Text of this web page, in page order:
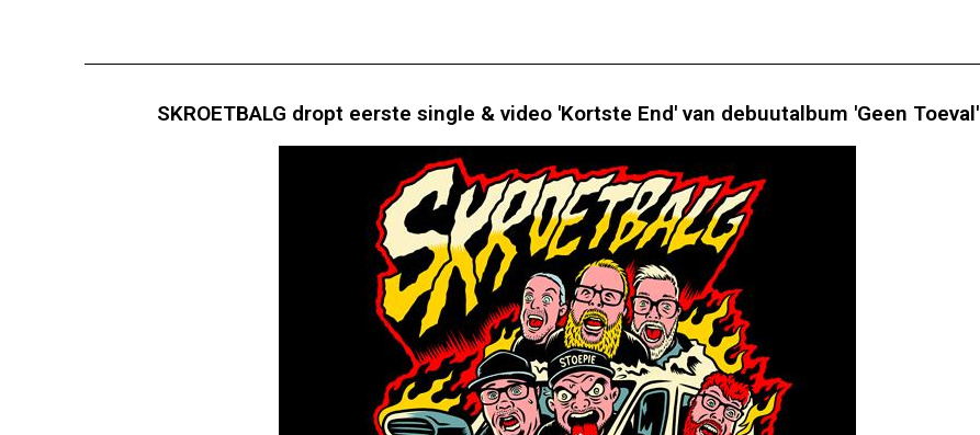
SKROETBALG dropt eerste single & video 'Kortste End' van debuutalbum 'Geen Toeval'